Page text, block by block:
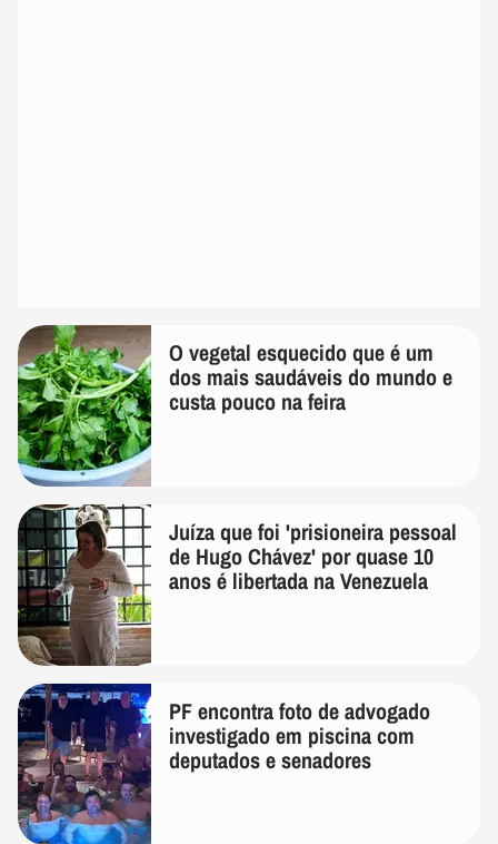
O vegetal esquecido que é um
dos mais saudáveis do mundo e
custa pouco na feira
Juíza que foi 'prisioneira pessoal
de Hugo Chávez' por quase 10
anos é libertada na Venezuela
PF encontra foto de advogado
investigado em piscina com
deputados e senadores